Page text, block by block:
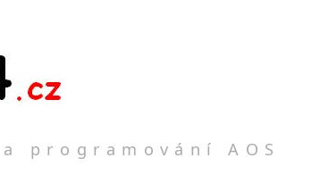
programování AOS